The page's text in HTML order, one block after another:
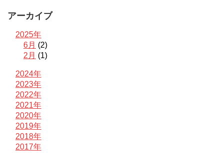
アーカイブ
2025年
6月 (2)
2月 (1)
2024年
2023年
2022年
2021年
2020年
2019年
2018年
2017年